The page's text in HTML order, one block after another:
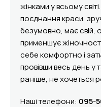
жінками у всьому
поєднання краси,
безумовно, має свій,
применшує
себе комфортно і
провівши весь день у
раніше, не хочеться
Наші телефони: 095-